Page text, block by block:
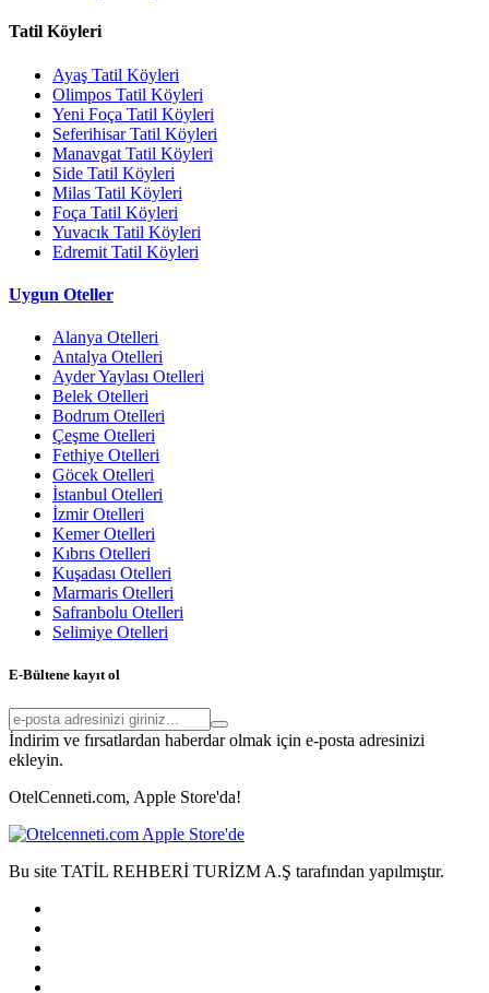
Tatil Köyleri
Ayaş Tatil Köyleri
Olimpos Tatil Köyleri
Yeni Foça Tatil Köyleri
Seferihisar Tatil Köyleri
Manavgat Tatil Köyleri
Side Tatil Köyleri
Milas Tatil Köyleri
Foça Tatil Köyleri
Yuvacık Tatil Köyleri
Edremit Tatil Köyleri
Uygun Oteller
Alanya Otelleri
Antalya Otelleri
Ayder Yaylası Otelleri
Belek Otelleri
Bodrum Otelleri
Çeşme Otelleri
Fethiye Otelleri
Göcek Otelleri
İstanbul Otelleri
İzmir Otelleri
Kemer Otelleri
Kıbrıs Otelleri
Kuşadası Otelleri
Marmaris Otelleri
Safranbolu Otelleri
Selimiye Otelleri
E-Bültene kayıt ol
İndirim ve fırsatlardan haberdar olmak için e-posta adresinizi
ekleyin.
OtelCenneti.com, Apple Store'da!
Bu site TATİL REHBERİ TURİZM A.Ş tarafından yapılmıştır.